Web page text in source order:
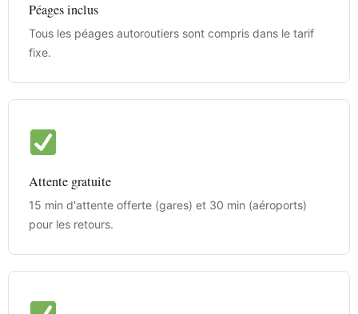
Péages inclus
Tous les péages autoroutiers sont compris dans le tarif
fixe.
Attente gratuite
15 min d'attente offerte (gares) et 30 min (aéroports)
pour les retours.